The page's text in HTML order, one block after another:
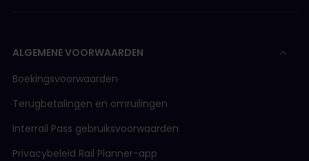
ALGEMENE VOORWAARDEN
Boekingsvoorwaarden
Terugbetalingen en omruilingen
Interrail Pass gebruiksvoorwaarden
Privacybeleid Rail Planner-app